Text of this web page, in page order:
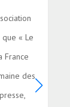
« Le
France
des